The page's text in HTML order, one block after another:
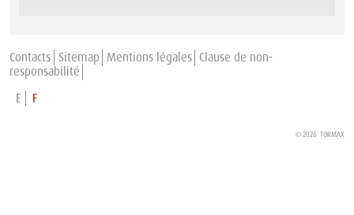
Contacts Sitemap Mentions légales Clause de non-
responsabilité
E
F
© 2026 TORMAX